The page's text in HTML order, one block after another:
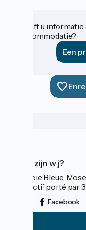
Heeft u
accommodatie?
Een
Wie zijn wij?
La Voie Bleue,
collectif porté par
Facebook